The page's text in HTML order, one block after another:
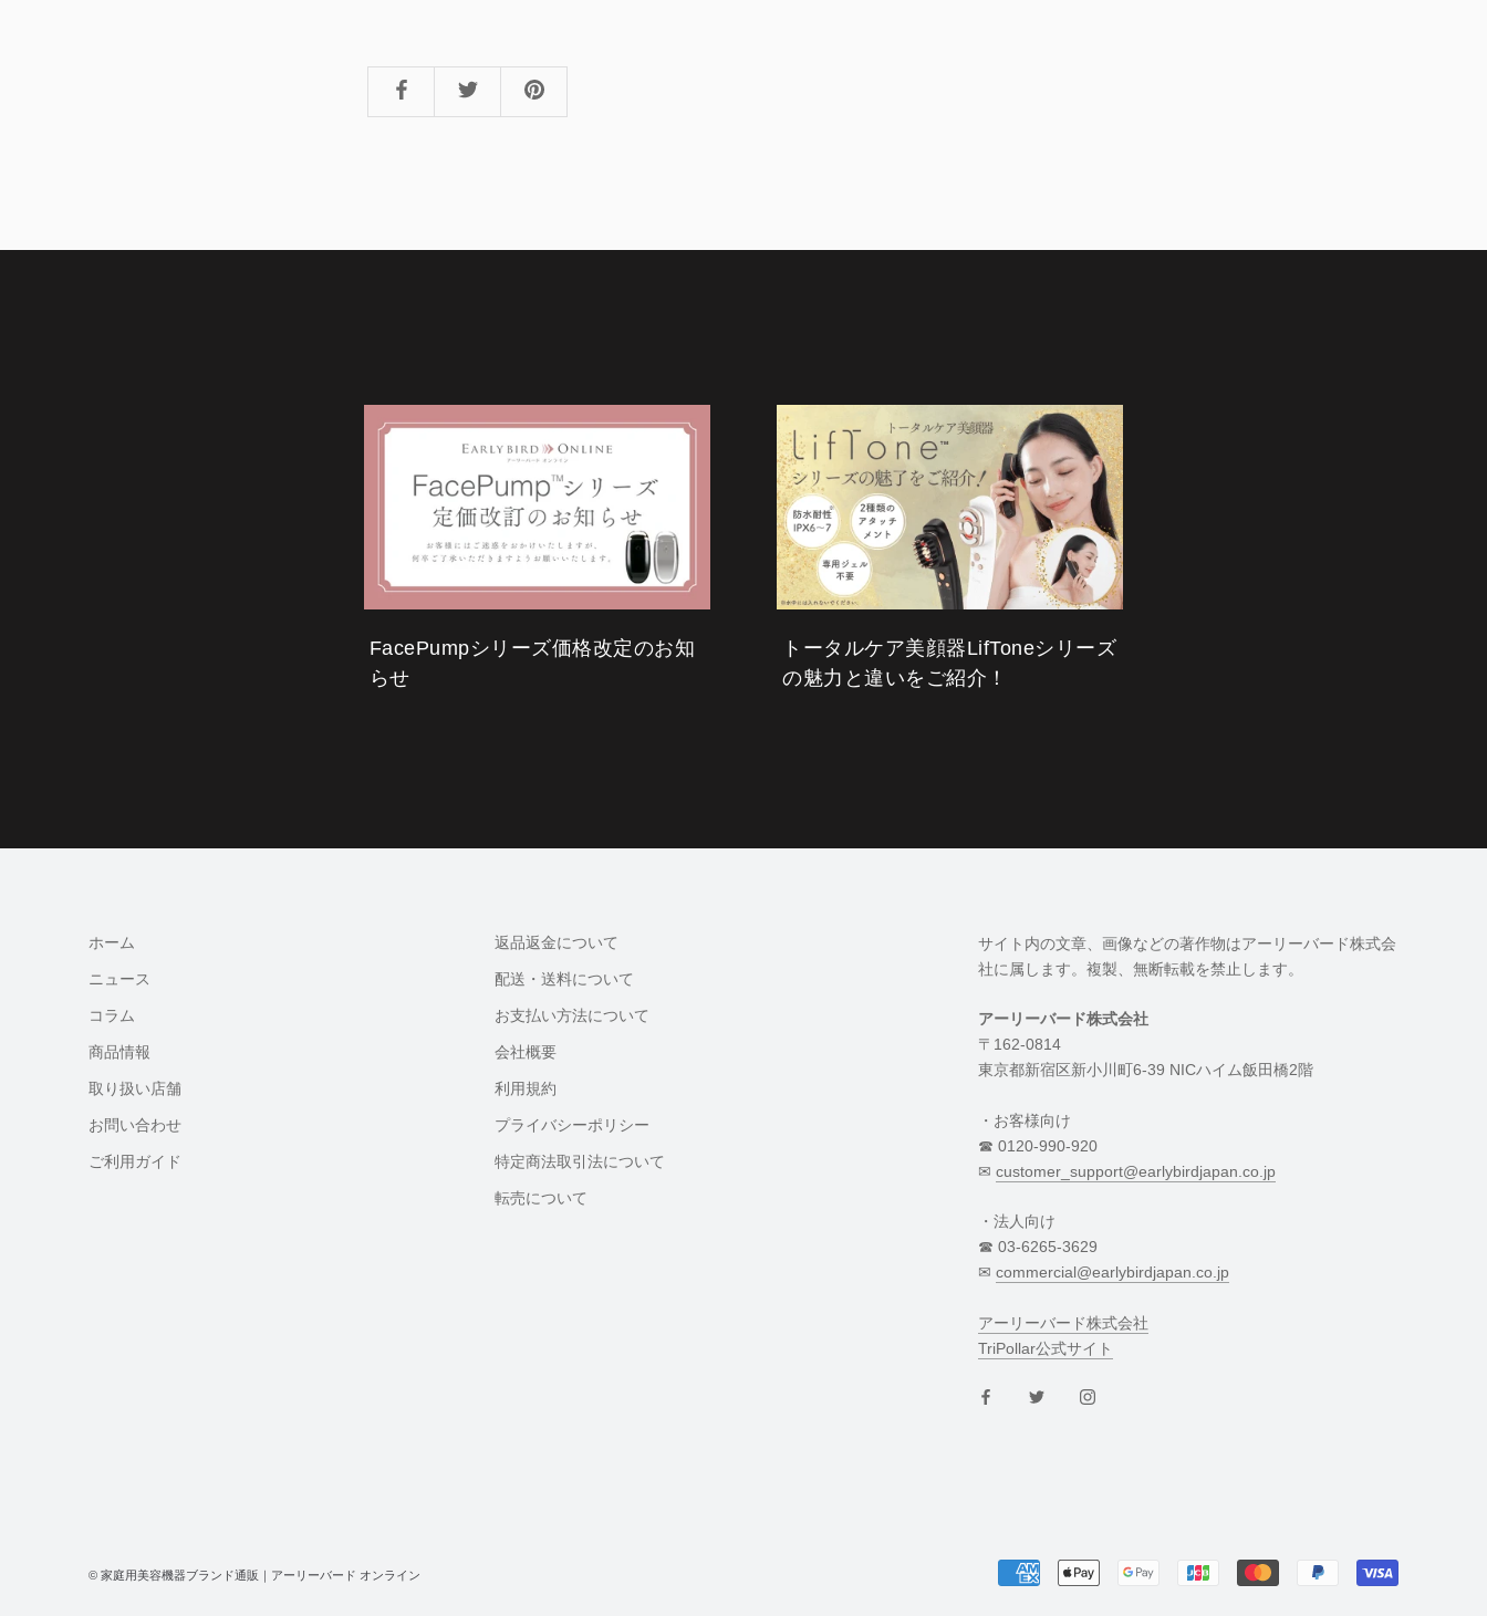
FacePumpシリーズ価格改定のお知
らせ
トータルケア美顔器LifToneシリーズ
の魅力と違いをご紹介！
ホーム
ニュース
コラム
商品情報
取り扱い店舗
お問い合わせ
ご利用ガイド
返品返金について
配送・送料について
お支払い方法について
会社概要
利用規約
プライバシーポリシー
特定商法取引法について
転売について
サイト内の文章、画像などの著作物はアーリーバード株式会
社に属します。複製、無断転載を禁止します。
アーリーバード株式会社
〒162-0814
東京都新宿区新小川町6-39 NICハイム飯田橋2階
・お客様向け
☎︎ 0120-990-920
✉︎ customer_support@earlybirdjapan.co.jp
・法人向け
☎︎ 03-6265-3629
✉︎ commercial@earlybirdjapan.co.jp
アーリーバード株式会社
TriPollar公式サイト
© 家庭用美容機器ブランド通販｜アーリーバード オンライン